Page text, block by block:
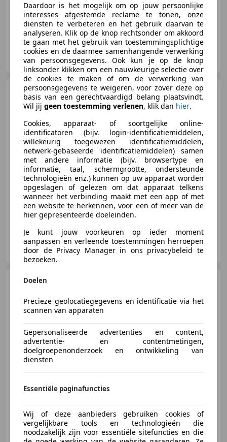
AIG Automotive
NL-3751 LT BUNSCHOTEN-SPAKENBURG
Audi S7Sportback 3.0 TDI A7
quattro | B&O | Camera | HUD
€ 66.950 1
04/2022 89.793 km Diesel 257 kW (349 PK)
AIG Automotive
NL-3751 LT BUNSCHOTEN-SPAKENBURG
AWD R-Dynamic | Leder | Pano |
€ 34.950
05/2018 122.391 km
Daardoor is het mogelijk om op jouw persoonlijke
interesses afgestemde reclame te tonen, onze
diensten te verbeteren en het gebruik daarvan te
analyseren. Klik op de knop rechtsonder om akkoord
te gaan met het gebruik van toestemmingsplichtige
cookies en de daarmee samenhangende verwerking
van persoonsgegevens. Ook kun je op de knop
linksonder klikken om een nauwkeurige selectie over
de cookies te maken of om de verwerking van
persoonsgegevens te weigeren, voor zover deze op
basis van een gerechtvaardigd belang plaatsvindt.
Wil jij geen toestemming verlenen, klik dan hier.
Cookies, apparaat- of soortgelijke online-
identificatoren (bijv. login-identificatiemiddelen,
willekeurig toegewezen identificatiemiddelen,
netwerk-gebaseerde identificatiemiddelen) samen
met andere informatie (bijv. browsertype en
informatie, taal, schermgrootte, ondersteunde
technologieën enz.) kunnen op uw apparaat worden
opgeslagen of gelezen om dat apparaat telkens
wanneer het verbinding maakt met een app of met
een website te herkennen, voor een of meer van de
hier gepresenteerde doeleinden.
Je kunt jouw voorkeuren op ieder moment
aanpassen en verleende toestemmingen herroepen
door de Privacy Manager in ons privacybeleid te
bezoeken.
Doelen
Precieze geolocatiegegevens en identificatie via het
scannen van apparaten
Gepersonaliseerde advertenties en content,
advertentie- en contentmetingen,
doelgroepenonderzoek en ontwikkeling van
diensten
Essentiële paginafuncties
Wij of deze aanbieders gebruiken cookies of
vergelijkbare tools en technologieën die
noodzakelijk zijn voor essentiële sitefuncties en die